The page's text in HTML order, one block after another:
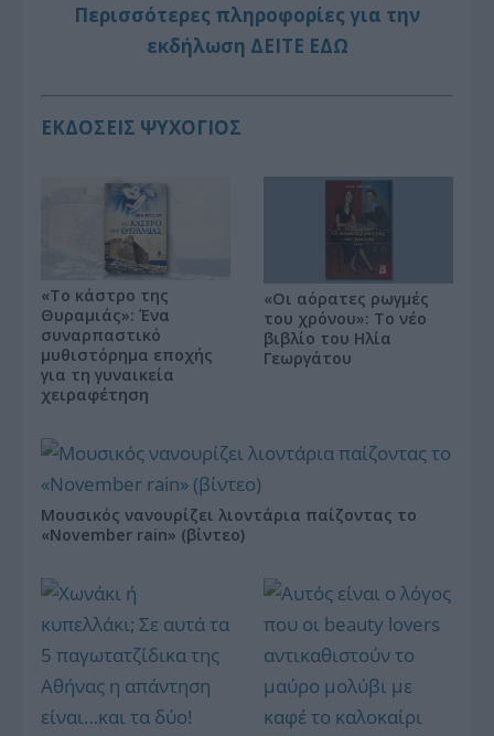
Περισσότερες πληροφορίες για την
εκδήλωση ΔΕΙΤΕ ΕΔΩ
ΕΚΔΟΣΕΙΣ ΨΥΧΟΓΙΟΣ
«Το κάστρο της
Θυραμιάς»: Ένα
συναρπαστικό
μυθιστόρημα εποχής
για τη γυναικεία
χειραφέτηση
«Οι αόρατες ρωγμές
του χρόνου»: Το νέο
βιβλίο του Ηλία
Γεωργάτου
Μουσικός νανουρίζει λιοντάρια παίζοντας το
«November rain» (βίντεο)